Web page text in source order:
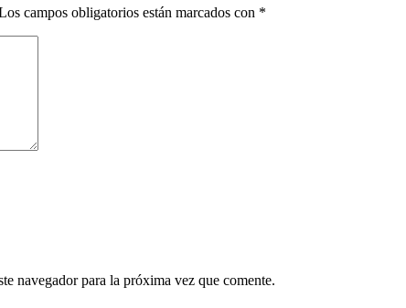
campos obligatorios están marcados con *
navegador para la próxima vez que comente.